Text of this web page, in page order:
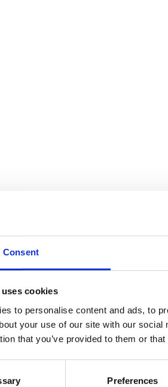
Consent
cookies
to personalise content and ads, to
your use of our site with our
that you’ve provided to them or
Preferences